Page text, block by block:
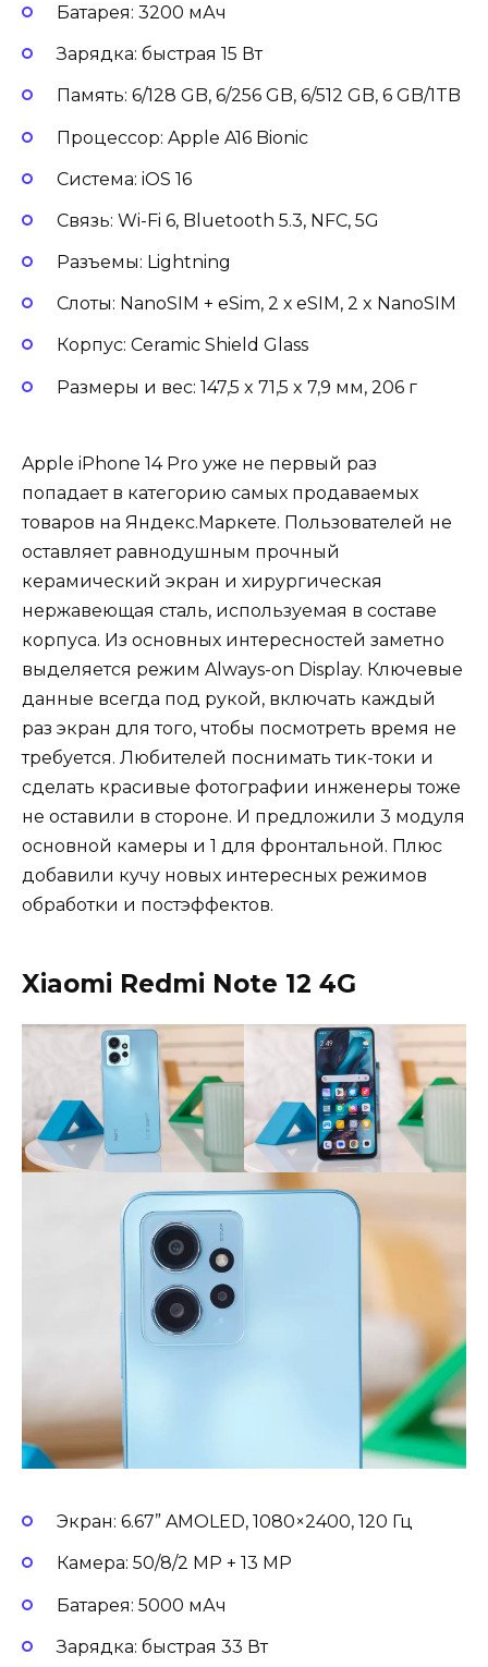
Батарея: 3200 мАч
Зарядка: быстрая 15 Вт
Память: 6/128 GB, 6/256 GB, 6/512 GB, 6 GB/1TB
Процессор: Apple A16 Bionic
Система: iOS 16
Связь: Wi-Fi 6, Bluetooth 5.3, NFC, 5G
Разъемы: Lightning
Слоты: NanoSIM + eSim, 2 х eSIM, 2 x NanoSIM
Корпус: Ceramic Shield Glass
Размеры и вес: 147,5 x 71,5 x 7,9 мм, 206 г
Apple iPhone 14 Pro уже не первый раз
попадает в категорию самых продаваемых
товаров на Яндекс.Маркете. Пользователей не
оставляет равнодушным прочный
керамический экран и хирургическая
нержавеющая сталь, используемая в составе
корпуса. Из основных интересностей заметно
выделяется режим Always-on Display. Ключевые
данные всегда под рукой, включать каждый
раз экран для того, чтобы посмотреть время не
требуется. Любителей поснимать тик-токи и
сделать красивые фотографии инженеры тоже
не оставили в стороне. И предложили 3 модуля
основной камеры и 1 для фронтальной. Плюс
добавили кучу новых интересных режимов
обработки и постэффектов.
Xiaomi Redmi Note 12 4G
Экран: 6.67” AMOLED, 1080×2400, 120 Гц
Камера: 50/8/2 MP + 13 MP
Батарея: 5000 мАч
Зарядка: быстрая 33 Вт